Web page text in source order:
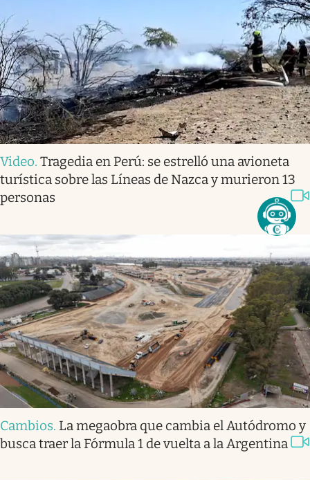
Video. Tragedia en Perú: se estrelló una avioneta
turística sobre las Líneas de Nazca y murieron 13
personas
Cambios. La megaobra que cambia el Autódromo y
busca traer la Fórmula 1 de vuelta a la Argentina